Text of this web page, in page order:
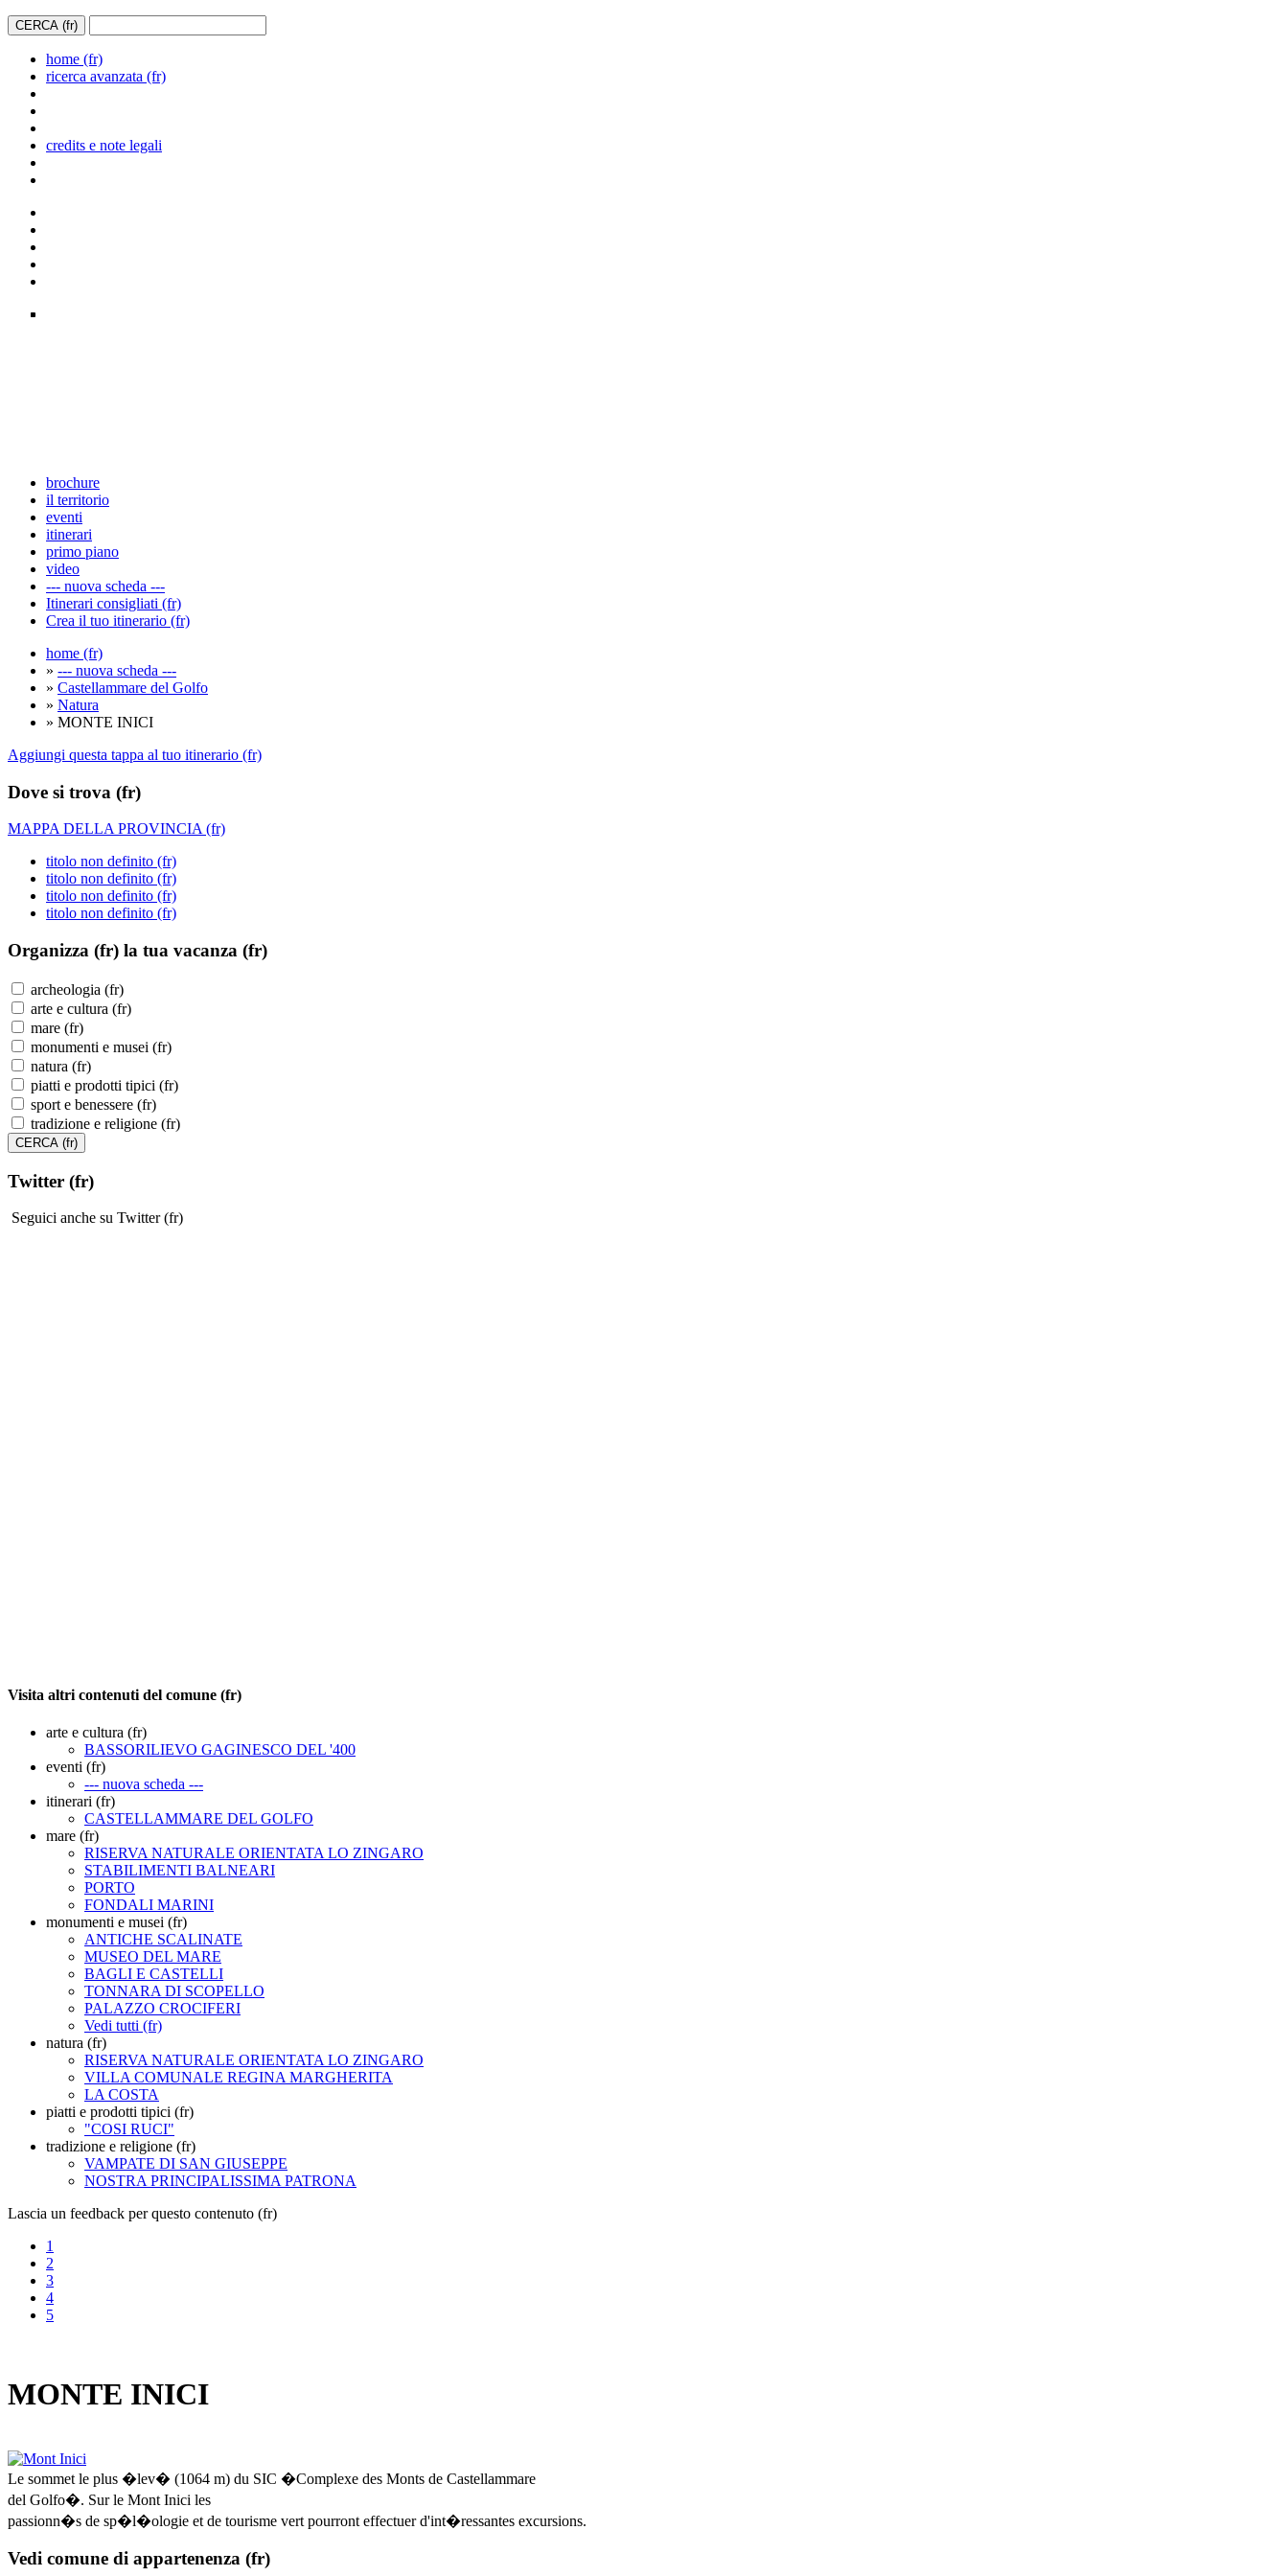
home (fr)
ricerca avanzata (fr)
credits e note legali
brochure
il territorio
eventi
itinerari
primo piano
video
--- nuova scheda ---
Itinerari consigliati (fr)
Crea il tuo itinerario (fr)
home (fr)
» --- nuova scheda ---
» Castellammare del Golfo
» Natura
» MONTE INICI
Aggiungi questa tappa al tuo itinerario (fr)
Dove si trova (fr)
MAPPA DELLA PROVINCIA (fr)
titolo non definito (fr)
titolo non definito (fr)
titolo non definito (fr)
titolo non definito (fr)
Organizza (fr) la tua vacanza (fr)
archeologia (fr)
arte e cultura (fr)
mare (fr)
monumenti e musei (fr)
natura (fr)
piatti e prodotti tipici (fr)
sport e benessere (fr)
tradizione e religione (fr)
Twitter (fr)
Seguici anche su Twitter (fr)
Visita altri contenuti del comune (fr)
arte e cultura (fr)
BASSORILIEVO GAGINESCO DEL '400
eventi (fr)
--- nuova scheda ---
itinerari (fr)
CASTELLAMMARE DEL GOLFO
mare (fr)
RISERVA NATURALE ORIENTATA LO ZINGARO
STABILIMENTI BALNEARI
PORTO
FONDALI MARINI
monumenti e musei (fr)
ANTICHE SCALINATE
MUSEO DEL MARE
BAGLI E CASTELLI
TONNARA DI SCOPELLO
PALAZZO CROCIFERI
Vedi tutti (fr)
natura (fr)
RISERVA NATURALE ORIENTATA LO ZINGARO
VILLA COMUNALE REGINA MARGHERITA
LA COSTA
piatti e prodotti tipici (fr)
"COSI RUCI"
tradizione e religione (fr)
VAMPATE DI SAN GIUSEPPE
NOSTRA PRINCIPALISSIMA PATRONA
Lascia un feedback per questo contenuto (fr)
1
2
3
4
5
MONTE INICI
Le sommet le plus �lev� (1064 m) du SIC �Complexe des Monts de Castellammare
del Golfo�. Sur le Mont Inici les
passionn�s de sp�l�ologie et de tourisme vert pourront effectuer d'int�ressantes excursions.
Vedi comune di appartenenza (fr)